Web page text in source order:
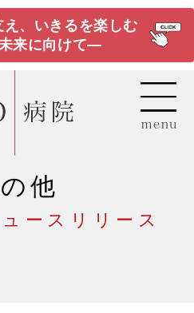
、いきるを楽しむ
来に向けて―
他
ースリリース